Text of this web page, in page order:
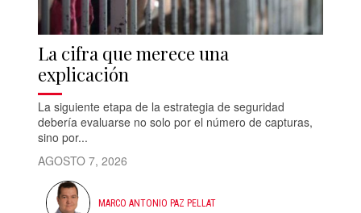
La cifra que merece una
explicación
La siguiente etapa de la estrategia de seguridad
debería evaluarse no solo por el número de capturas,
sino por...
AGOSTO 7, 2026
MARCO ANTONIO PAZ PELLAT